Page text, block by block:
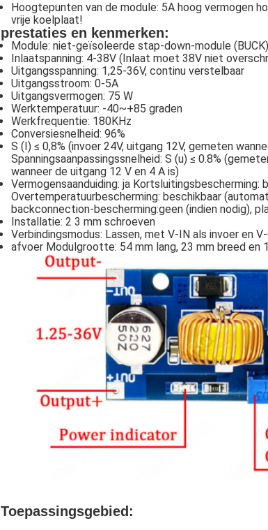
Hoogtepunten van de module: 5A hoog vermogen
vrije koelplaat!
prestaties en kenmerken:
Module: niet-geïsoleerde stap-down-module (BUCK)
Inlaatspanning: 4-38V (Inlaat moet 38V niet
Uitgangsspanning: 1,25-36V, continu verstelbaar
Uitgangsstroom: 0-5A
Uitgangsvermogen: 75 W
Werktemperatuur: -40~+85 graden
Werkfrequentie: 180KHz
Conversiesnelheid: 96%
S (I) ≤ 0,8% (invoer 24V, uitgang 12V, gemeten
Spanningsaanpassingssnelheid: S (u) ≤ 0.8%
wanneer de uitgang 12 V en 4 A is)
Vermogensaanduiding: ja
Overtemperatuurbescherming: beschikbaar
backconnection-bescherming:geen (indien nodig),
Installatie: 2 3 mm schroeven
Verbindingsmodus: Lassen, met V-IN als invoer en
afvoer Modulgrootte: 54 mm lang, 23 mm breed en
Toepassingsgebied: